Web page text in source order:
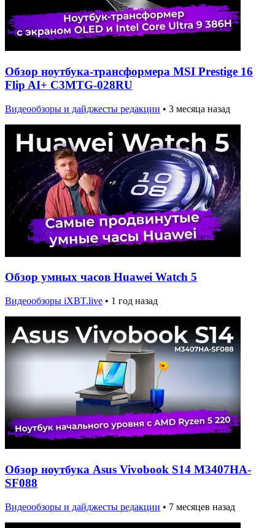
Обзор ноутбука-трансформера MSI Prestige 16
Flip AI+ C3MTG-028RU
Видеообзоры и дайджесты редакции • 3 месяца назад
Обзор умных часов Huawei Watch 5
Видеообзоры iXBT.live • 1 год назад
Обзор ноутбука Asus Vivobook S14 M3407HA-
SF088
Видеообзоры и дайджесты редакции • 7 месяцев назад